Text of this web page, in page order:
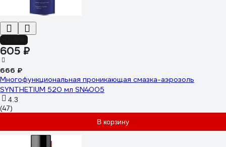
605 ₽
666 ₽
Многофункциональная проникающая смазка-аэрозоль
SYNTHETIUM 520 мл SN4005
4.3
(47)
В корзину